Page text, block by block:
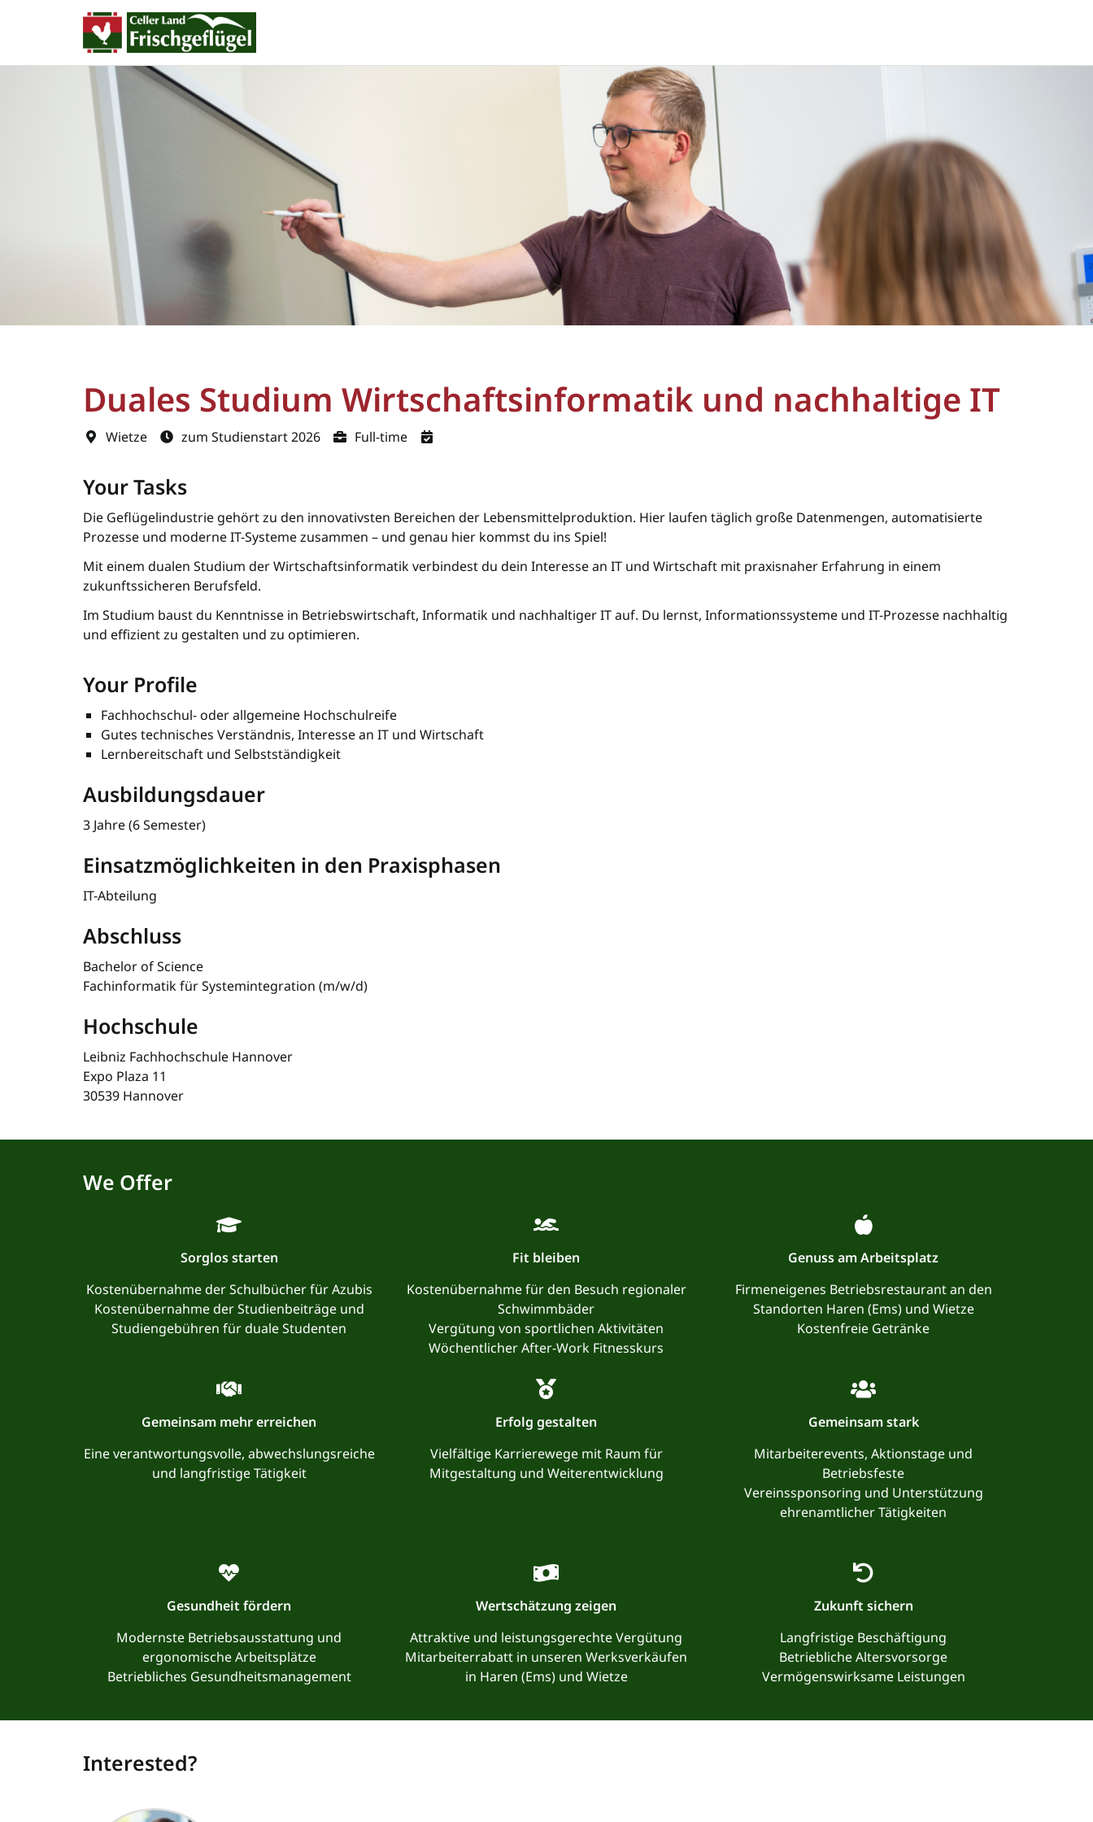
Duales Studium Wirtschaftsinformatik und nachhaltige IT
Wietze zum Studienstart 2026 Full-time
Your Tasks
Die Geflügelindustrie gehört zu den innovativsten Bereichen der Lebensmittelproduktion. Hier laufen täglich große Datenmengen, automatisierte
Prozesse und moderne IT-Systeme zusammen – und genau hier kommst du ins Spiel!
Mit einem dualen Studium der Wirtschaftsinformatik verbindest du dein Interesse an IT und Wirtschaft mit praxisnaher Erfahrung in einem
zukunftssicheren Berufsfeld.
Im Studium baust du Kenntnisse in Betriebswirtschaft, Informatik und nachhaltiger IT auf. Du lernst, Informationssysteme und IT-Prozesse nachhaltig
und effizient zu gestalten und zu optimieren.
Your Profile
Fachhochschul- oder allgemeine Hochschulreife
Gutes technisches Verständnis, Interesse an IT und Wirtschaft
Lernbereitschaft und Selbstständigkeit
Ausbildungsdauer
3 Jahre (6 Semester)
Einsatzmöglichkeiten in den Praxisphasen
IT-Abteilung
Abschluss
Bachelor of Science
Fachinformatik für Systemintegration (m/w/d)
Hochschule
Leibniz Fachhochschule Hannover
Expo Plaza 11
30539 Hannover
We Offer
Sorglos starten
Kostenübernahme der Schulbücher für Azubis
Kostenübernahme der Studienbeiträge und
Studiengebühren für duale Studenten
Fit bleiben
Kostenübernahme für den Besuch regionaler
Schwimmbäder
Vergütung von sportlichen Aktivitäten
Wöchentlicher After-Work Fitnesskurs
Genuss am Arbeitsplatz
Firmeneigenes Betriebsrestaurant an den
Standorten Haren (Ems) und Wietze
Kostenfreie Getränke
Gemeinsam mehr erreichen
Eine verantwortungsvolle, abwechslungsreiche
und langfristige Tätigkeit
Erfolg gestalten
Vielfältige Karrierewege mit Raum für
Mitgestaltung und Weiterentwicklung
Gemeinsam stark
Mitarbeiterevents, Aktionstage und
Betriebsfeste
Vereinssponsoring und Unterstützung
ehrenamtlicher Tätigkeiten
Gesundheit fördern
Modernste Betriebsausstattung und
ergonomische Arbeitsplätze
Betriebliches Gesundheitsmanagement
Wertschätzung zeigen
Attraktive und leistungsgerechte Vergütung
Mitarbeiterrabatt in unseren Werksverkäufen
in Haren (Ems) und Wietze
Zukunft sichern
Langfristige Beschäftigung
Betriebliche Altersvorsorge
Vermögenswirksame Leistungen
Interested?